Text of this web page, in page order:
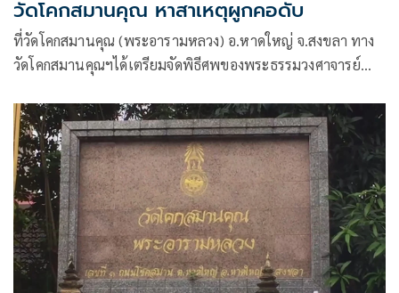
วัดโคกสมานคุณ หาสาเหตุผูกคอดับ
ที่วัดโคกสมานคุณ (พระอารามหลวง) อ.หาดใหญ่ จ.สงขลา ทาง
วัดโคกสมานคุณฯได้เตรียมจัดพิธีศพของพระธรรมวงศาจารย์